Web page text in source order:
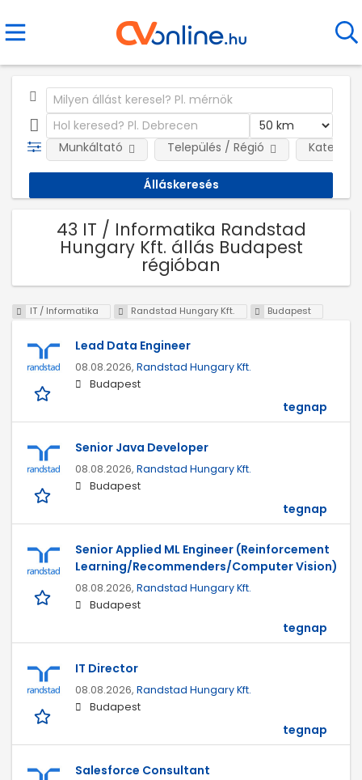
Munkáltató Település / Régió
43 IT / Informatika Randstad
Hungary Kft. állás Budapest
régióban
IT / Informatika Randstad Hungary Kft. Budapest
Lead Data Engineer
08.08.2026, Randstad Hungary Kft.
Budapest
tegnap
Senior Java Developer
08.08.2026, Randstad Hungary Kft.
Budapest
tegnap
Senior Applied ML Engineer (Reinforcement
Learning/Recommenders/Computer Vision)
08.08.2026, Randstad Hungary Kft.
Budapest
tegnap
IT Director
08.08.2026, Randstad Hungary Kft.
Budapest
tegnap
Salesforce Consultant